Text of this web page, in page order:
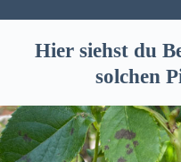
Hier siehst du
solchen